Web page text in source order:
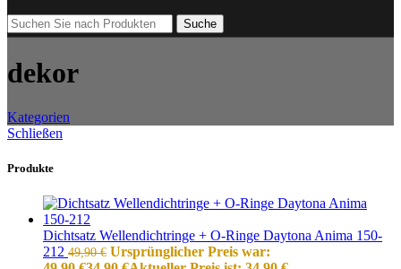
Suche
dekor
Kategorien
Schließen
Produkte
Dichtsatz Wellendichtringe + O-Ringe Daytona Anima 150-
212 49,90€ Ursprünglicher Preis war: